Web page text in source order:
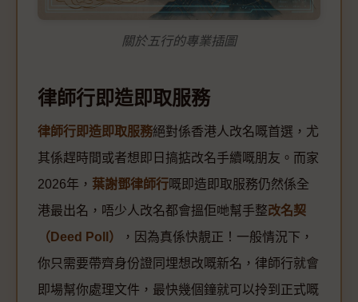
關於五行的專業插圖
律師行即造即取服務
律師行即造即取服務絕對係香港人改名嘅首選，尤
其係趕時間或者想即日搞掂改名手續嘅朋友。而家
2026年， 葉謝鄧律師行嘅即造即取服務仍然係全
港最出名，唔少人改名都會搵佢哋幫手整改名契
（Deed Poll）
，因為真係快靚正！一般情況下，
你只需要帶齊身份證同埋想改嘅新名，律師行就會
即場幫你處理文件，最快幾個鐘就可以拎到正式嘅